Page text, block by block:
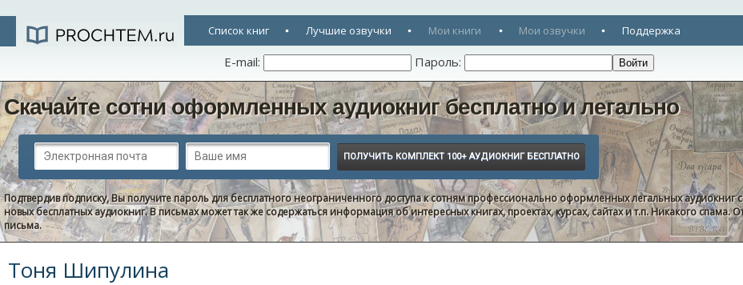
Список книг Лучшие озвучки Мои книги Мои озвучки Поддержка
E-mail: Пароль:
Скачайте сотни оформленных аудиокниг бесплатно и легально
Подтвердив подписку, Вы получите пароль для бесплатного неограниченного доступа к сотням профессионально оформленных легальных аудиокниг
новых бесплатных аудиокниг. В письмах может так же содержаться информация об интересных книгах, проектах, курсах, сайтах и т.п. Никакого
письма.
Тоня Шипулина